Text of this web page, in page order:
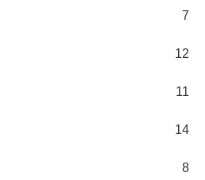
7
12
11
14
8